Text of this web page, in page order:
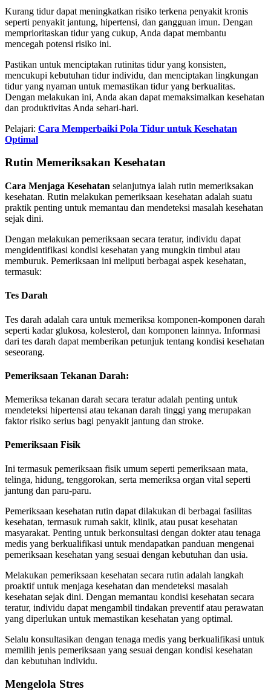
Kurang tidur dapat meningkatkan risiko terkena penyakit kronis
seperti penyakit jantung, hipertensi, dan gangguan imun. Dengan
memprioritaskan tidur yang cukup, Anda dapat membantu
mencegah potensi risiko ini.
Pastikan untuk menciptakan rutinitas tidur yang konsisten,
mencukupi kebutuhan tidur individu, dan menciptakan lingkungan
tidur yang nyaman untuk memastikan tidur yang berkualitas.
Dengan melakukan ini, Anda akan dapat memaksimalkan kesehatan
dan produktivitas Anda sehari-hari.
Pelajari: Cara Memperbaiki Pola Tidur untuk Kesehatan
Optimal
Rutin Memeriksakan Kesehatan
Cara Menjaga Kesehatan selanjutnya ialah rutin memeriksakan
kesehatan. Rutin melakukan pemeriksaan kesehatan adalah suatu
praktik penting untuk memantau dan mendeteksi masalah kesehatan
sejak dini.
Dengan melakukan pemeriksaan secara teratur, individu dapat
mengidentifikasi kondisi kesehatan yang mungkin timbul atau
memburuk. Pemeriksaan ini meliputi berbagai aspek kesehatan,
termasuk:
Tes Darah
Tes darah adalah cara untuk memeriksa komponen-komponen darah
seperti kadar glukosa, kolesterol, dan komponen lainnya. Informasi
dari tes darah dapat memberikan petunjuk tentang kondisi kesehatan
seseorang.
Pemeriksaan Tekanan Darah:
Memeriksa tekanan darah secara teratur adalah penting untuk
mendeteksi hipertensi atau tekanan darah tinggi yang merupakan
faktor risiko serius bagi penyakit jantung dan stroke.
Pemeriksaan Fisik
Ini termasuk pemeriksaan fisik umum seperti pemeriksaan mata,
telinga, hidung, tenggorokan, serta memeriksa organ vital seperti
jantung dan paru-paru.
Pemeriksaan kesehatan rutin dapat dilakukan di berbagai fasilitas
kesehatan, termasuk rumah sakit, klinik, atau pusat kesehatan
masyarakat. Penting untuk berkonsultasi dengan dokter atau tenaga
medis yang berkualifikasi untuk mendapatkan panduan mengenai
pemeriksaan kesehatan yang sesuai dengan kebutuhan dan usia.
Melakukan pemeriksaan kesehatan secara rutin adalah langkah
proaktif untuk menjaga kesehatan dan mendeteksi masalah
kesehatan sejak dini. Dengan memantau kondisi kesehatan secara
teratur, individu dapat mengambil tindakan preventif atau perawatan
yang diperlukan untuk memastikan kesehatan yang optimal.
Selalu konsultasikan dengan tenaga medis yang berkualifikasi untuk
memilih jenis pemeriksaan yang sesuai dengan kondisi kesehatan
dan kebutuhan individu.
Mengelola Stres